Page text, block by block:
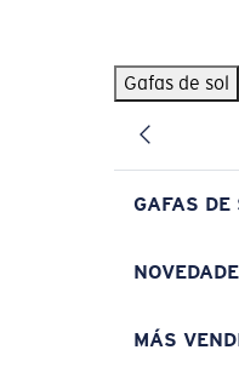
Gafas de sol
GAFAS DE
MÁS
POPULARES
Limited Edition Pack
personalizadas
de gafas de sol